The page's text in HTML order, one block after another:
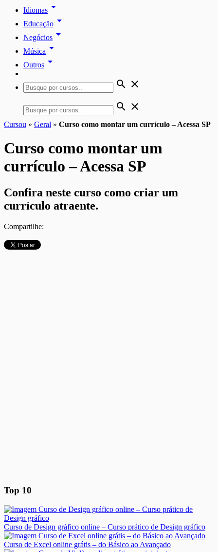
Idiomas arrow_drop_down
Educação arrow_drop_down
Negócios arrow_drop_down
Música arrow_drop_down
Outros arrow_drop_down
search close
search close
Cursou » Geral » Curso como montar um currículo – Acessa SP
Curso como montar um
currículo – Acessa SP
Confira neste curso como criar um
currículo atraente.
Compartilhe:
Top 10
Curso de Design gráfico online – Curso prático de Design gráfico
Curso de Excel online grátis – do Básico ao Avançado